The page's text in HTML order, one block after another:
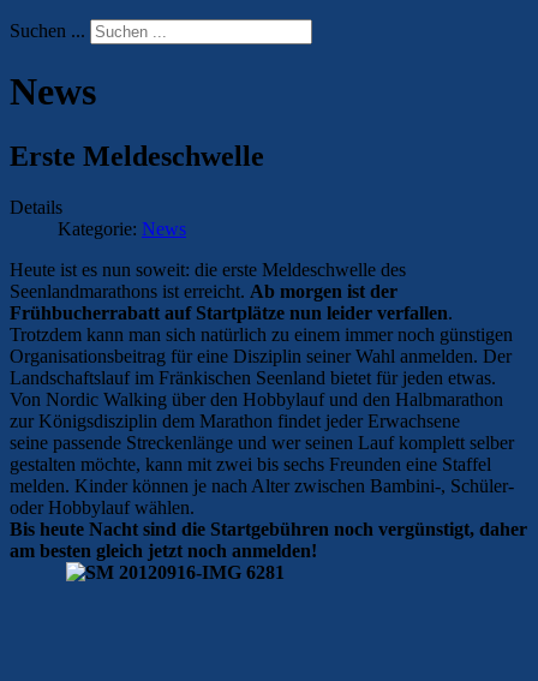
Suchen ...
News
Erste Meldeschwelle
Details
Kategorie: News
Heute ist es nun soweit: die erste Meldeschwelle des
Seenlandmarathons ist erreicht. Ab morgen ist der
Frühbucherrabatt auf Startplätze nun leider verfallen.
Trotzdem kann man sich natürlich zu einem immer noch günstigen
Organisationsbeitrag für eine Disziplin seiner Wahl anmelden. Der
Landschaftslauf im Fränkischen Seenland bietet für jeden etwas.
Von Nordic Walking über den Hobbylauf und den Halbmarathon
zur Königsdisziplin dem Marathon findet jeder Erwachsene
seine passende Streckenlänge und wer seinen Lauf komplett selber
gestalten möchte, kann mit zwei bis sechs Freunden eine Staffel
melden. Kinder können je nach Alter zwischen Bambini-, Schüler-
oder Hobbylauf wählen.
Bis heute Nacht sind die Startgebühren noch vergünstigt, daher
am besten gleich jetzt noch anmelden!